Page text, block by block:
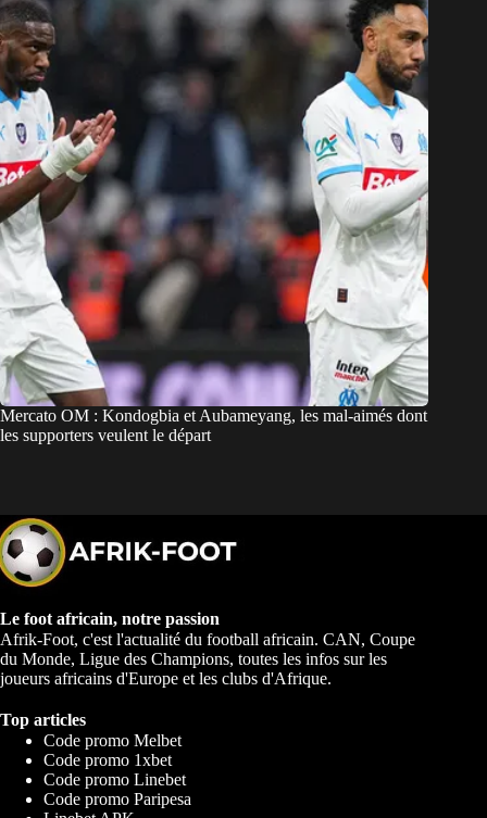
Mercato OM : Kondogbia et Aubameyang, les mal-aimés dont
les supporters veulent le départ
Le foot africain, notre passion
Afrik-Foot, c'est l'actualité du football africain. CAN, Coupe
du Monde, Ligue des Champions, toutes les infos sur les
joueurs africains d'Europe et les clubs d'Afrique.
Top articles
Code promo Melbet
Code promo 1xbet
Code promo Linebet
Code promo Paripesa